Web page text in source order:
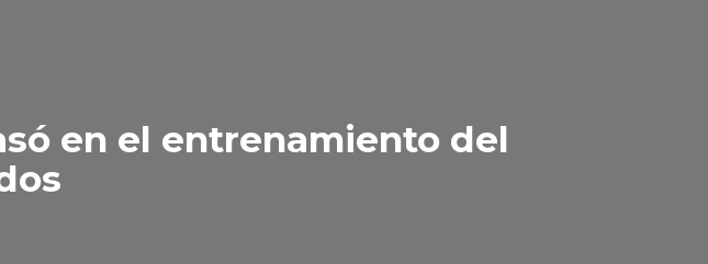
en el entrenamiento del